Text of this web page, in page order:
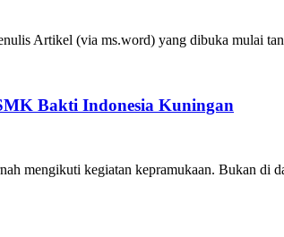
Artikel (via ms.word) yang dibuka mulai
Bakti Indonesia Kuningan
mengikuti kegiatan kepramukaan. Bukan